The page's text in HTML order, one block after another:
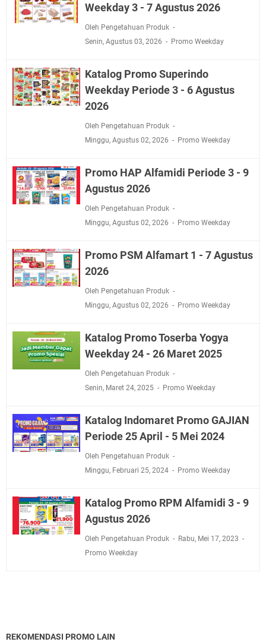
Weekday 3 - 7 Agustus 2026
Oleh Pengetahuan Produk
Senin, Agustus 03, 2026
Promo Weekday
Katalog Promo Superindo
Weekday Periode 3 - 6 Agustus
2026
Oleh Pengetahuan Produk
Minggu, Agustus 02, 2026
Promo Weekday
Promo HAP Alfamidi Periode 3 - 9
Agustus 2026
Oleh Pengetahuan Produk
Minggu, Agustus 02, 2026
Promo Weekday
Promo PSM Alfamart 1 - 7 Agustus
2026
Oleh Pengetahuan Produk
Minggu, Agustus 02, 2026
Promo Weekday
Katalog Promo Toserba Yogya
Weekday 24 - 26 Maret 2025
Oleh Pengetahuan Produk
Senin, Maret 24, 2025
Promo Weekday
Katalog Indomaret Promo GAJIAN
Periode 25 April - 5 Mei 2024
Oleh Pengetahuan Produk
Minggu, Februari 25, 2024
Promo Weekday
Katalog Promo RPM Alfamidi 3 - 9
Agustus 2026
Oleh Pengetahuan Produk
Rabu, Mei 17, 2023
Promo Weekday
REKOMENDASI PROMO LAIN